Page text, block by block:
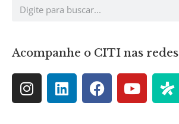
Acompanhe o CITI nas redes